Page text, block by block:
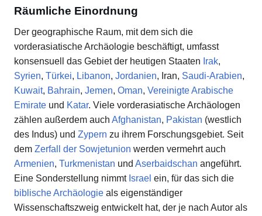
Räumliche Einordnung
Der geographische Raum, mit dem sich die
vorderasiatische Archäologie beschäftigt, umfasst
konsensuell das Gebiet der heutigen Staaten Irak,
Syrien, Türkei, Libanon, Jordanien, Iran, Saudi-Arabien,
Kuwait, Bahrain, Jemen, Oman, Vereinigte Arabische
Emirate und Katar. Viele vorderasiatische Archäologen
zählen außerdem auch Afghanistan, Pakistan (westlich
des Indus) und Zypern zu ihrem Forschungsgebiet. Seit
dem Zerfall der Sowjetunion werden vermehrt auch
Armenien, Turkmenistan und Aserbaidschan angeführt.
Eine Sonderstellung nimmt Israel ein, für das sich die
biblische Archäologie als eigenständiger
Wissenschaftszweig entwickelt hat, der je nach Autor als